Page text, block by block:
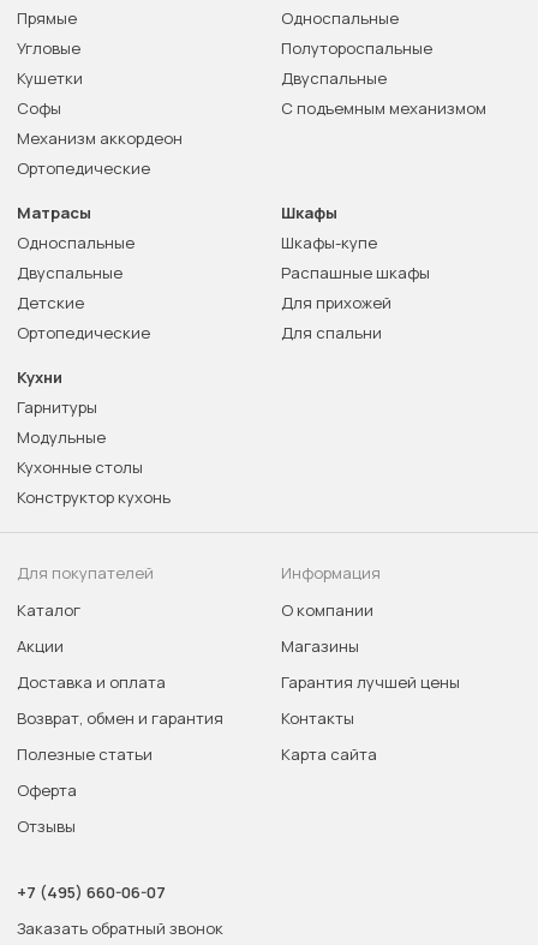
Прямые
Угловые
Кушетки
Софы
Механизм аккордеон
Ортопедические
Односпальные
Полутороспальные
Двуспальные
С подъемным механизмом
Матрасы
Односпальные
Двуспальные
Детские
Ортопедические
Шкафы
Шкафы-купе
Распашные шкафы
Для прихожей
Для спальни
Кухни
Гарнитуры
Модульные
Кухонные столы
Конструктор кухонь
Для покупателей
Каталог
Акции
Доставка и оплата
Возврат, обмен и гарантия
Полезные статьи
Оферта
Отзывы
Информация
О компании
Магазины
Гарантия лучшей цены
Контакты
Карта сайта
+7 (495) 660-06-07
Заказать обратный звонок